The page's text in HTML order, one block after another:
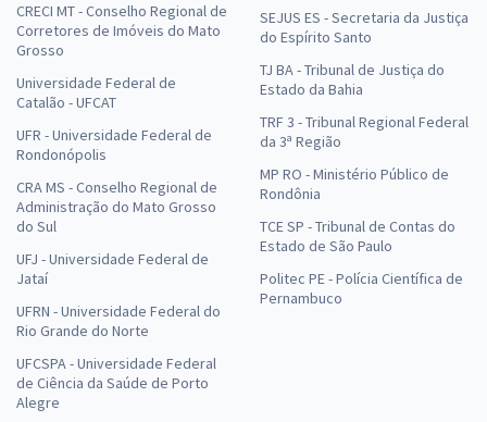
CRECI MT - Conselho Regional de
Corretores de Imóveis do Mato
Grosso
Universidade Federal de
Catalão - UFCAT
UFR - Universidade Federal de
Rondonópolis
CRA MS - Conselho Regional de
Administração do Mato Grosso
do Sul
UFJ - Universidade Federal de
Jataí
UFRN - Universidade Federal do
Rio Grande do Norte
UFCSPA - Universidade Federal
de Ciência da Saúde de Porto
Alegre
SEJUS ES - Secretaria da Justiça
do Espírito Santo
TJ BA - Tribunal de Justiça do
Estado da Bahia
TRF 3 - Tribunal Regional Federal
da 3ª Região
MP RO - Ministério Público de
Rondônia
TCE SP - Tribunal de Contas do
Estado de São Paulo
Politec PE - Polícia Científica de
Pernambuco